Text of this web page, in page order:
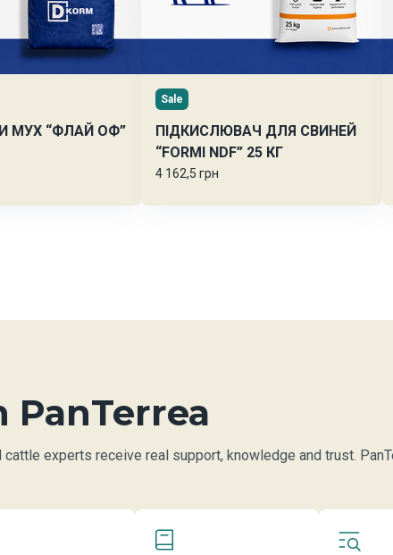
МУХ “ФЛАЙ ОФ”
Sale
ПІДКИСЛЮВАЧ ДЛЯ СВИНЕЙ
“FORMI NDF” 25 КГ
4 162,5 грн
experts receive real support, knowledge and trust.